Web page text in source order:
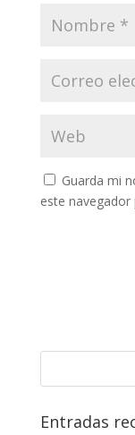
Guarda mi
este
Entradas